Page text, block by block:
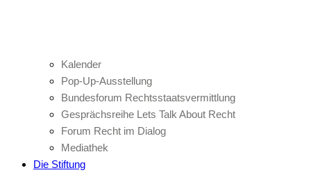
Kalender
Pop-Up-Ausstellung
Bundesforum Rechtsstaatsvermittlung
Gesprächsreihe Lets Talk About Recht
Forum Recht im Dialog
Mediathek
Die Stiftung